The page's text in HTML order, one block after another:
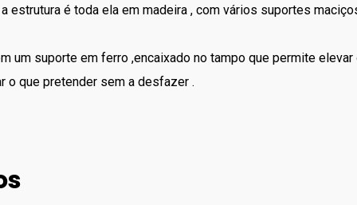
estrutura é toda ela em madeira , com vários suportes
um suporte em ferro ,encaixado no tampo que permite
o que pretender sem a desfazer .